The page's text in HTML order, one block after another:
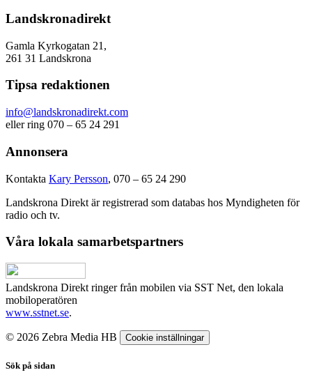
Landskronadirekt
Gamla Kyrkogatan 21,
261 31 Landskrona
Tipsa redaktionen
info@landskronadirekt.com
eller ring 070 – 65 24 291
Annonsera
Kontakta Kary Persson, 070 – 65 24 290
Landskrona Direkt är registrerad som databas hos Myndigheten för
radio och tv.
Våra lokala samarbetspartners
Landskrona Direkt ringer från mobilen via SST Net, den lokala
mobiloperatören
www.sstnet.se.
© 2026 Zebra Media HB Cookie inställningar
Sök på sidan